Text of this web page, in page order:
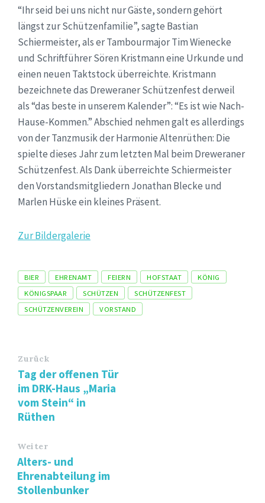
“Ihr seid bei uns nicht nur Gäste, sondern gehört
längst zur Schützenfamilie”, sagte Bastian
Schiermeister, als er Tambourmajor Tim Wienecke
und Schriftführer Sören Kristmann eine Urkunde und
einen neuen Taktstock überreichte. Kristmann
bezeichnete das Dreweraner Schützenfest derweil
als “das beste in unserem Kalender”: “Es ist wie Nach-
Hause-Kommen.” Abschied nehmen galt es allerdings
von der Tanzmusik der Harmonie Altenrüthen: Die
spielte dieses Jahr zum letzten Mal beim Dreweraner
Schützenfest. Als Dank überreichte Schiermeister
den Vorstandsmitgliedern Jonathan Blecke und
Marlen Hüske ein kleines Präsent.
Zur Bildergalerie
Tags
BIER EHRENAMT FEIERN HOFSTAAT
KÖNIG
KÖNIGSPAAR
SCHÜTZEN
SCHÜTZENFEST
SCHÜTZENVEREIN
VORSTAND
Zurück
Tag der offenen Tür
im DRK-Haus „Maria
vom Stein“ in
Rüthen
Weiter
Alters- und
Ehrenabteilung im
Stollenbunker